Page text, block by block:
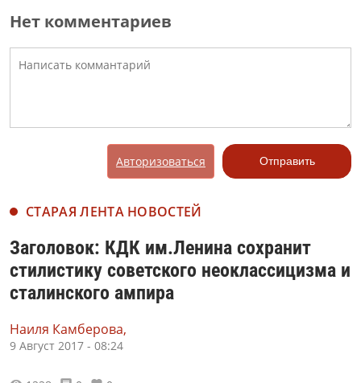
Нет комментариев
Авторизоваться Отправить
СТАРАЯ ЛЕНТА НОВОСТЕЙ
Заголовок: КДК им.Ленина сохранит
стилистику советского неоклассицизма и
сталинского ампира
Наиля Камберова,
9 Август 2017 - 08:24